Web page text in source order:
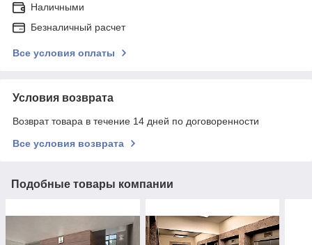
Наличными
Безналичный расчет
Все условия оплаты
Условия возврата
Возврат товара в течение 14 дней по договоренности
Все условия возврата
Подобные товары компании